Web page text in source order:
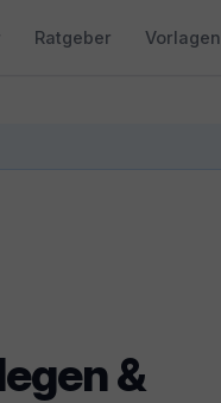
Ratgeber Vorlagen
&